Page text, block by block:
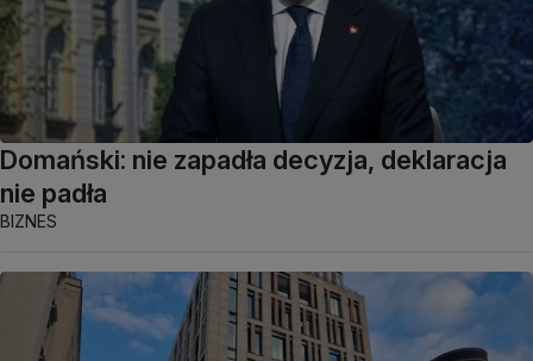
Domański: nie zapadła decyzja, deklaracja
nie padła
BIZNES